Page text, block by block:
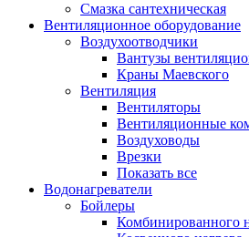
Смазка сантехническая
Вентиляционное оборудование
Воздухоотводчики
Вантузы
Краны Маевского
Вентиляция
Вентиляторы
Вентиляционные
Воздуховоды
Врезки
Показать все
Водонагреватели
Бойлеры
Комбинированного